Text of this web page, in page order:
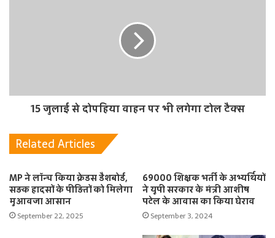
15 जुलाई से दोपहिया वाहन पर भी लगेगा टोल टैक्स
Related Articles
MP ने लॉन्च किया क्रेडस डैशबोर्ड,
सड़क हादसों के पीड़ितों को मिलेगा
मुआवजा आसान
September 22, 2025
69000 शिक्षक भर्ती के अभ्यर्थियों
ने यूपी सरकार के मंत्री आशीष
पटेल के आवास का किया घेराव
September 3, 2024